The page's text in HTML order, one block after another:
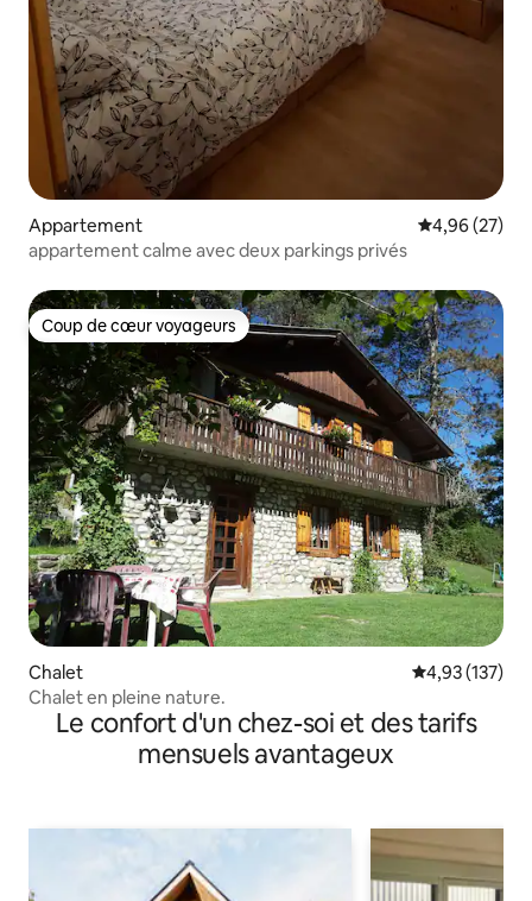
Appartement Évaluation
4,96 (27)
appartement calme avec deux parkings privés
Coup de cœur voyageurs
Coup de cœur voyageurs
Chalet Évaluation
4,93 (137)
Chalet en pleine nature.
Le confort d'un chez-soi et des tarifs
mensuels avantageux